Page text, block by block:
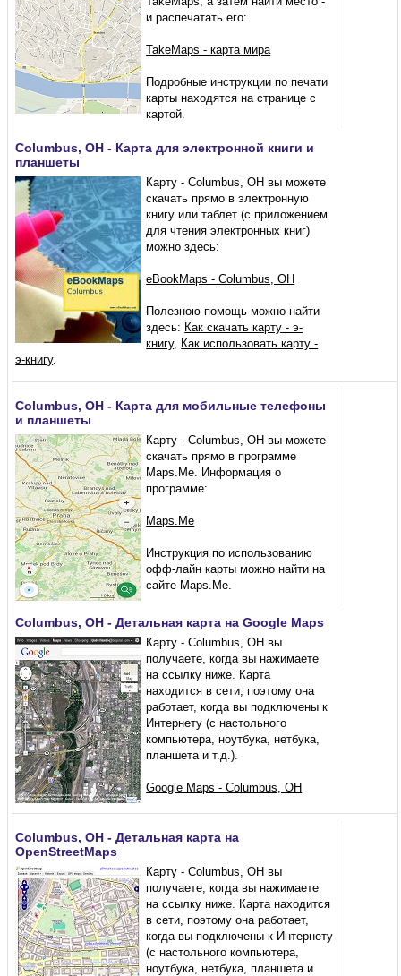
и распечатать его:
TakeMaps - карта мира
Подробные инструкции по печати
карты находятся на странице с
картой.
Columbus, OH - Карта для электронной книги и
планшеты
Карту - Columbus, OH вы можете
скачать прямо в электронную
книгу или таблет (с приложением
для чтения электронных книг)
можно здесь:
eBookMaps - Columbus, OH
Полезною помощь можно найти
здесь: Как скачать карту - э-
книгу, Как использовать карту -
э-книгу.
Columbus, OH - Карта для мобильные телефоны
и планшеты
Карту - Columbus, OH вы можете
скачать прямо в программе
Maps.Me. Информация о
программе:
Maps.Me
Инструкция по использованию
офф-лайн карты можно найти на
сайте Maps.Me.
Columbus, OH - Детальная карта на Google Maps
Карту - Columbus, OH вы
получаете, когда вы нажимаете
на ссылку ниже. Карта
находится в сети, поэтому она
работает, когда вы подключены к
Интернету (с настольного
компьютера, ноутбука, нетбука,
планшета и т.д.).
Google Maps - Columbus, OH
Columbus, OH - Детальная карта на
OpenStreetMaps
Карту - Columbus, OH вы
получаете, когда вы нажимаете
на ссылку ниже. Карта находится
в сети, поэтому она работает,
когда вы подключены к Интернету
(с настольного компьютера,
ноутбука, нетбука, планшета и